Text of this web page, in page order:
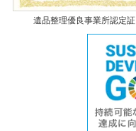
遺品整理優良事業所認定証